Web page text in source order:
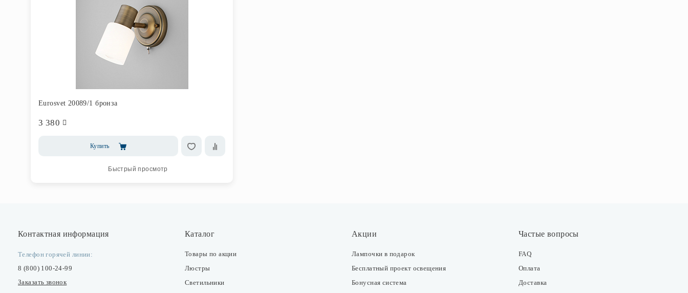
Eurosvet 20089/1 бронза
3 380
Купить
Быстрый просмотр
Контактная информация
Телефон горячей линии:
8 (800) 100-24-99
Заказать звонок
Каталог
Товары по акции
Люстры
Светильники
Акции
Лампочки в подарок
Бесплатный проект освещения
Бонусная система
Частые вопросы
FAQ
Оплата
Доставка